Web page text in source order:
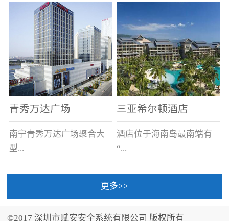
青秀万达广场
南宁青秀万达广场聚合大
型...
三亚希尔顿酒店
酒店位于海南岛最南端有
“...
中国的海岛天堂”之美称的
更多>>
©2017 深圳市赋安安全系统有限公司 版权所有